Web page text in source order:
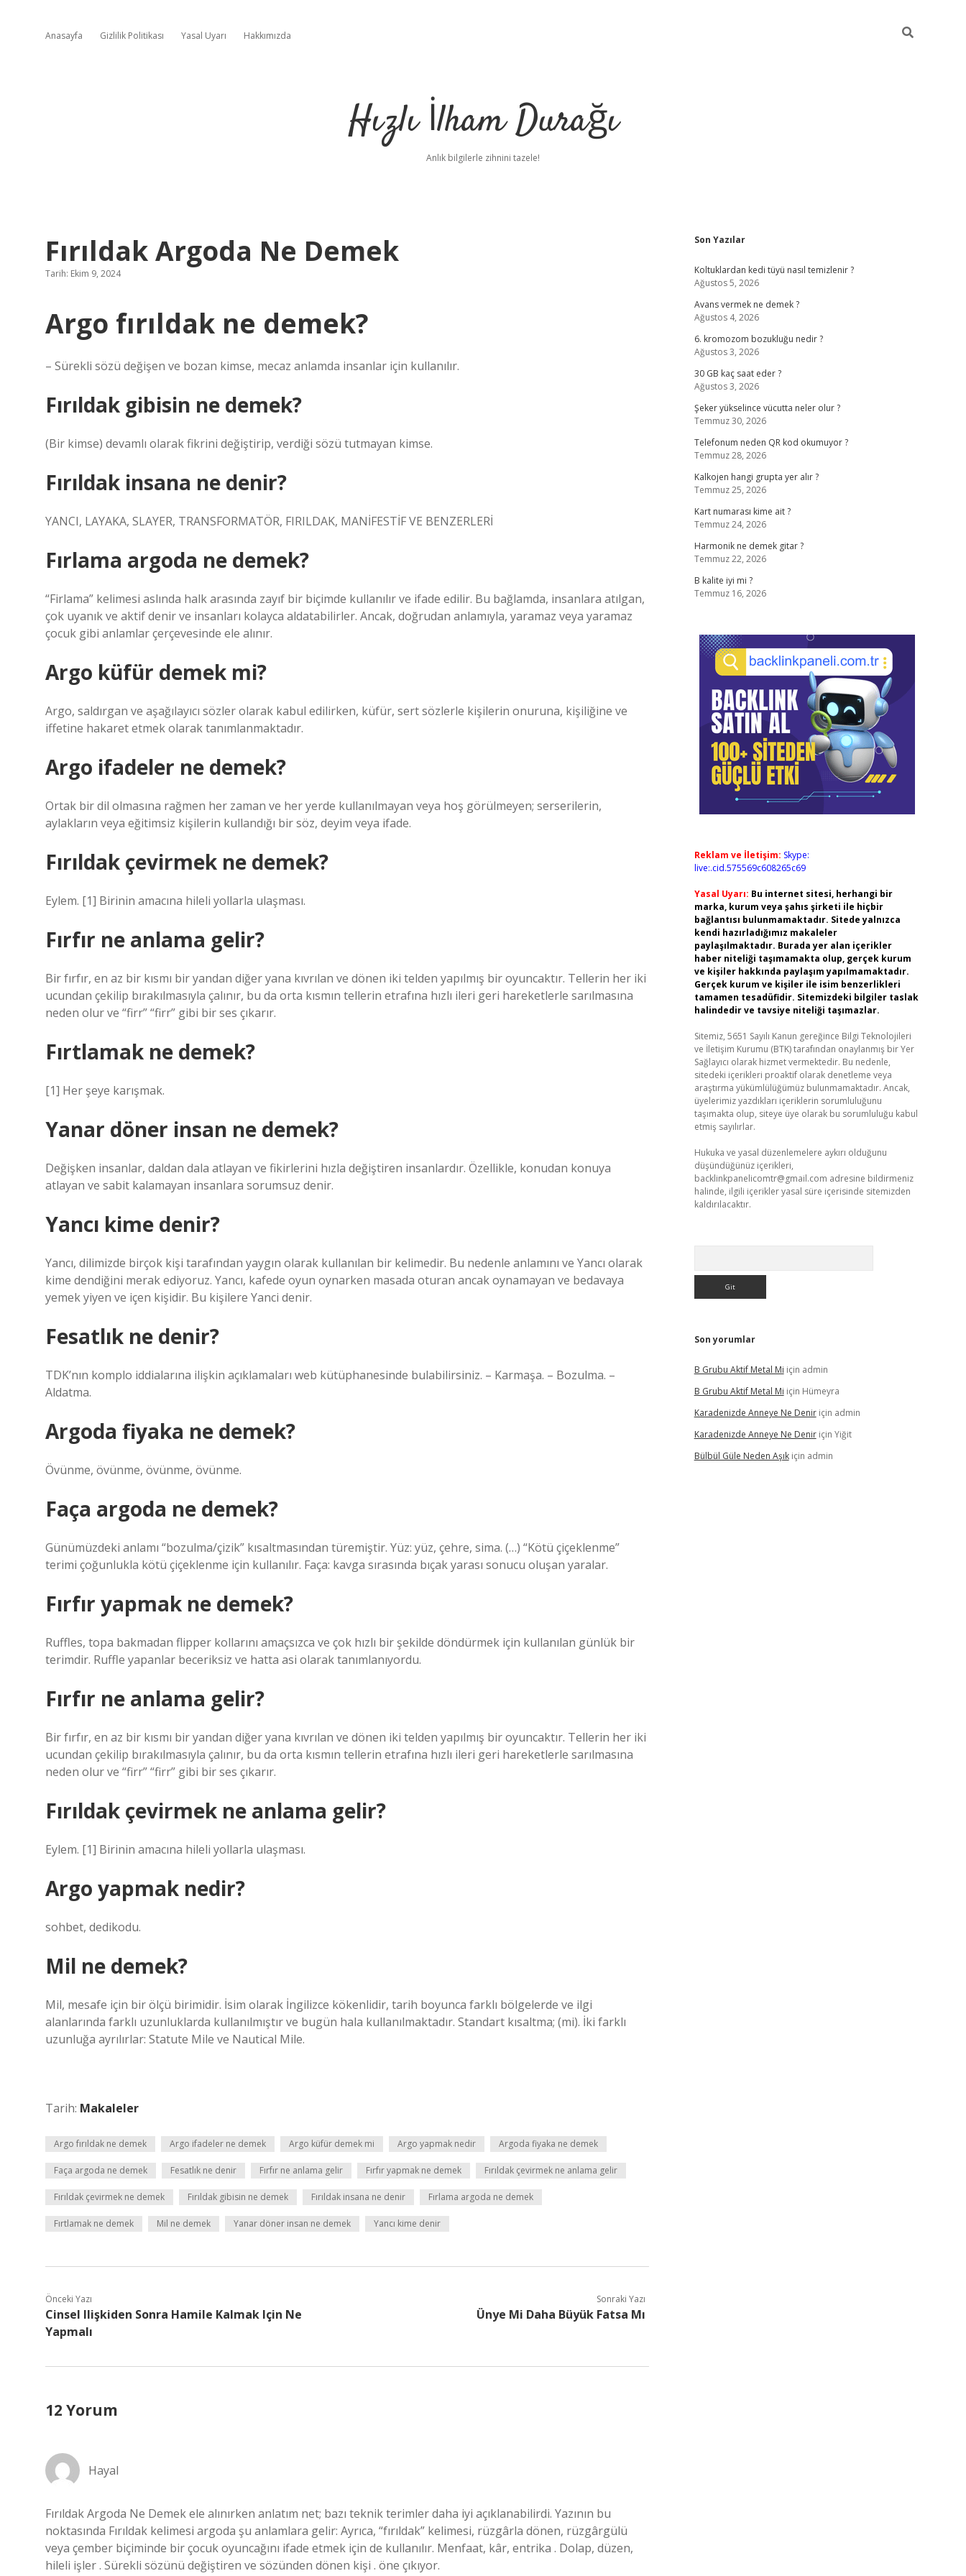
Anasayfa Gizlilik Politikası Yasal Uyarı Hakkımızda
Hızlı İlham Durağı
Anlık bilgilerle zihnini tazele!
Fırıldak Argoda Ne Demek
Tarih: Ekim 9, 2024
Argo fırıldak ne demek?
– Sürekli sözü değişen ve bozan kimse, mecaz anlamda insanlar için kullanılır.
Fırıldak gibisin ne demek?
(Bir kimse) devamlı olarak fikrini değiştirip, verdiği sözü tutmayan kimse.
Fırıldak insana ne denir?
YANCI, LAYAKA, SLAYER, TRANSFORMATÖR, FIRILDAK, MANİFESTİF VE BENZERLERİ
Fırlama argoda ne demek?
“Firlama” kelimesi aslında halk arasında zayıf bir biçimde kullanılır ve ifade edilir. Bu bağlamda, insanlara atılgan,
çok uyanık ve aktif denir ve insanları kolayca aldatabilirler. Ancak, doğrudan anlamıyla, yaramaz veya yaramaz
çocuk gibi anlamlar çerçevesinde ele alınır.
Argo küfür demek mi?
Argo, saldırgan ve aşağılayıcı sözler olarak kabul edilirken, küfür, sert sözlerle kişilerin onuruna, kişiliğine ve
iffetine hakaret etmek olarak tanımlanmaktadır.
Argo ifadeler ne demek?
Ortak bir dil olmasına rağmen her zaman ve her yerde kullanılmayan veya hoş görülmeyen; serserilerin,
aylakların veya eğitimsiz kişilerin kullandığı bir söz, deyim veya ifade.
Fırıldak çevirmek ne demek?
Eylem. [1] Birinin amacına hileli yollarla ulaşması.
Fırfır ne anlama gelir?
Bir fırfır, en az bir kısmı bir yandan diğer yana kıvrılan ve dönen iki telden yapılmış bir oyuncaktır. Tellerin her iki
ucundan çekilip bırakılmasıyla çalınır, bu da orta kısmın tellerin etrafına hızlı ileri geri hareketlerle sarılmasına
neden olur ve “firr” “firr” gibi bir ses çıkarır.
Fırtlamak ne demek?
[1] Her şeye karışmak.
Yanar döner insan ne demek?
Değişken insanlar, daldan dala atlayan ve fikirlerini hızla değiştiren insanlardır. Özellikle, konudan konuya
atlayan ve sabit kalamayan insanlara sorumsuz denir.
Yancı kime denir?
Yancı, dilimizde birçok kişi tarafından yaygın olarak kullanılan bir kelimedir. Bu nedenle anlamını ve Yancı olarak
kime dendiğini merak ediyoruz. Yancı, kafede oyun oynarken masada oturan ancak oynamayan ve bedavaya
yemek yiyen ve içen kişidir. Bu kişilere Yanci denir.
Fesatlık ne denir?
TDK’nın komplo iddialarına ilişkin açıklamaları web kütüphanesinde bulabilirsiniz. – Karmaşa. – Bozulma. –
Aldatma.
Argoda fiyaka ne demek?
Övünme, övünme, övünme, övünme.
Faça argoda ne demek?
Günümüzdeki anlamı “bozulma/çizik” kısaltmasından türemiştir. Yüz: yüz, çehre, sima. (…) “Kötü çiçeklenme”
terimi çoğunlukla kötü çiçeklenme için kullanılır. Faça: kavga sırasında bıçak yarası sonucu oluşan yaralar.
Fırfır yapmak ne demek?
Ruffles, topa bakmadan flipper kollarını amaçsızca ve çok hızlı bir şekilde döndürmek için kullanılan günlük bir
terimdir. Ruffle yapanlar beceriksiz ve hatta asi olarak tanımlanıyordu.
Fırfır ne anlama gelir?
Bir fırfır, en az bir kısmı bir yandan diğer yana kıvrılan ve dönen iki telden yapılmış bir oyuncaktır. Tellerin her iki
ucundan çekilip bırakılmasıyla çalınır, bu da orta kısmın tellerin etrafına hızlı ileri geri hareketlerle sarılmasına
neden olur ve “firr” “firr” gibi bir ses çıkarır.
Fırıldak çevirmek ne anlama gelir?
Eylem. [1] Birinin amacına hileli yollarla ulaşması.
Argo yapmak nedir?
sohbet, dedikodu.
Mil ne demek?
Mil, mesafe için bir ölçü birimidir. İsim olarak İngilizce kökenlidir, tarih boyunca farklı bölgelerde ve ilgi
alanlarında farklı uzunluklarda kullanılmıştır ve bugün hala kullanılmaktadır. Standart kısaltma; (mi). İki farklı
uzunluğa ayrılırlar: Statute Mile ve Nautical Mile.
Tarih: Makaleler
Argo fırıldak ne demek Argo ifadeler ne demek Argo küfür demek mi Argo yapmak nedir Argoda fiyaka ne demek
Faça argoda ne demek Fesatlık ne denir Fırfır ne anlama gelir Fırfır yapmak ne demek Fırıldak çevirmek ne anlama gelir
Fırıldak çevirmek ne demek Fırıldak gibisin ne demek Fırıldak insana ne denir Fırlama argoda ne demek
Fırtlamak ne demek Mil ne demek Yanar döner insan ne demek Yancı kime denir
Önceki Yazı
Cinsel Ilişkiden Sonra Hamile Kalmak Için Ne
Yapmalı
Sonraki Yazı
Ünye Mi Daha Büyük Fatsa Mı
12 Yorum
Hayal
Fırıldak Argoda Ne Demek ele alınırken anlatım net; bazı teknik terimler daha iyi açıklanabilirdi. Yazının bu
noktasında Fırıldak kelimesi argoda şu anlamlara gelir: Ayrıca, “fırıldak” kelimesi, rüzgârla dönen, rüzgârgülü
veya çember biçiminde bir çocuk oyuncağını ifade etmek için de kullanılır. Menfaat, kâr, entrika . Dolap, düzen,
hileli işler . Sürekli sözünü değiştiren ve sözünden dönen kişi . öne çıkıyor.
Sidebar
Son Yazılar
Koltuklardan kedi tüyü nasıl temizlenir ?
Ağustos 5, 2026
Avans vermek ne demek ?
Ağustos 4, 2026
6. kromozom bozukluğu nedir ?
Ağustos 3, 2026
30 GB kaç saat eder ?
Ağustos 3, 2026
Şeker yükselince vücutta neler olur ?
Temmuz 30, 2026
Telefonum neden QR kod okumuyor ?
Temmuz 28, 2026
Kalkojen hangi grupta yer alır ?
Temmuz 25, 2026
Kart numarası kime ait ?
Temmuz 24, 2026
Harmonik ne demek gitar ?
Temmuz 22, 2026
B kalite iyi mi ?
Temmuz 16, 2026
Reklam ve İletişim: Skype:
live:.cid.575569c608265c69
Yasal Uyarı: Bu internet sitesi, herhangi bir
marka, kurum veya şahıs şirketi ile hiçbir
bağlantısı bulunmamaktadır. Sitede yalnızca
kendi hazırladığımız makaleler
paylaşılmaktadır. Burada yer alan içerikler
haber niteliği taşımamakta olup, gerçek kurum
ve kişiler hakkında paylaşım yapılmamaktadır.
Gerçek kurum ve kişiler ile isim benzerlikleri
tamamen tesadüfidir. Sitemizdeki bilgiler taslak
halindedir ve tavsiye niteliği taşımazlar.
Sitemiz, 5651 Sayılı Kanun gereğince Bilgi Teknolojileri
ve İletişim Kurumu (BTK) tarafından onaylanmış bir Yer
Sağlayıcı olarak hizmet vermektedir. Bu nedenle,
sitedeki içerikleri proaktif olarak denetleme veya
araştırma yükümlülüğümüz bulunmamaktadır. Ancak,
üyelerimiz yazdıkları içeriklerin sorumluluğunu
taşımakta olup, siteye üye olarak bu sorumluluğu kabul
etmiş sayılırlar.
Hukuka ve yasal düzenlemelere aykırı olduğunu
düşündüğünüz içerikleri,
backlinkpanelicomtr@gmail.com adresine bildirmeniz
halinde, ilgili içerikler yasal süre içerisinde sitemizden
kaldırılacaktır.
Son yorumlar
B Grubu Aktif Metal Mi için admin
B Grubu Aktif Metal Mi için Hümeyra
Karadenizde Anneye Ne Deniriçin admin
Karadenizde Anneye Ne Deniriçin Yiğit
Bülbül Güle Neden Aşıkiçin admin